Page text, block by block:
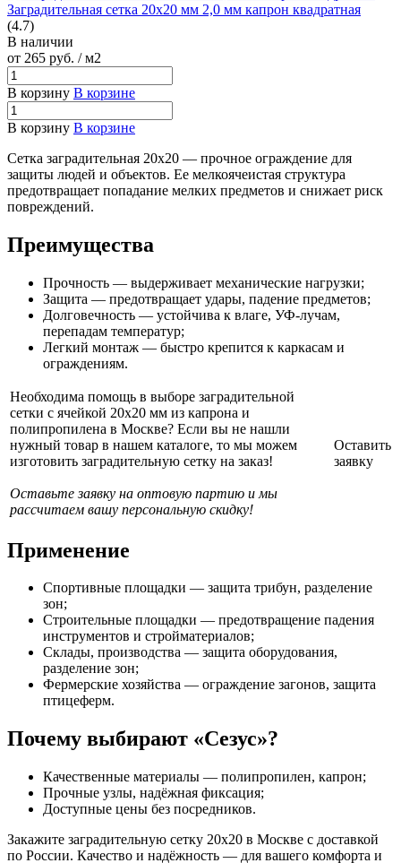
Заградительная сетка 20х20 мм 2,0 мм капрон квадратная
(4.7)
В наличии
от 265 руб. / м2
В корзину В корзине
В корзину В корзине
Сетка заградительная 20х20 — прочное ограждение для
защиты людей и объектов. Ее мелкоячеистая структура
предотвращает попадание мелких предметов и снижает риск
повреждений.
Преимущества
Прочность — выдерживает механические нагрузки;
Защита — предотвращает удары, падение предметов;
Долговечность — устойчива к влаге, УФ-лучам,
перепадам температур;
Легкий монтаж — быстро крепится к каркасам и
ограждениям.
Необходима помощь в выборе заградительной
сетки с ячейкой 20х20 мм из капрона и
полипропилена в Москве? Если вы не нашли
нужный товар в нашем каталоге, то мы можем
изготовить заградительную сетку на заказ!
Оставьте заявку на оптовую партию и мы
рассчитаем вашу персональную скидку!
Оставить
заявку
Применение
Спортивные площадки — защита трибун, разделение
зон;
Строительные площадки — предотвращение падения
инструментов и стройматериалов;
Склады, производства — защита оборудования,
разделение зон;
Фермерские хозяйства — ограждение загонов, защита
птицеферм.
Почему выбирают «Сезус»?
Качественные материалы — полипропилен, капрон;
Прочные узлы, надёжная фиксация;
Доступные цены без посредников.
Закажите заградительную сетку 20х20 в Москве с доставкой
по России. Качество и надёжность — для вашего комфорта и